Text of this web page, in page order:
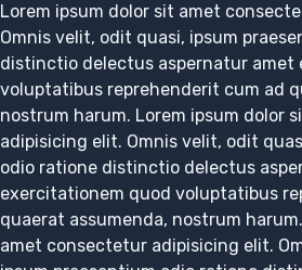
Lorem ipsum dolor sit amet
Omnis velit, odit quasi, ipsum
distinctio delectus aspernatur amet
voluptatibus reprehenderit cum ad
nostrum harum. Lorem ipsum dolor
adipisicing elit. Omnis velit, odit
odio ratione distinctio delectus
exercitationem quod voluptatibus
quaerat assumenda, nostrum
amet consectetur adipisicing elit.